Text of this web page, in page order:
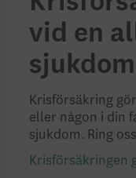
vid en
sjukdom
Krisförsäkring
eller någon i din
sjukdom. Ring
Krisförsäkringen